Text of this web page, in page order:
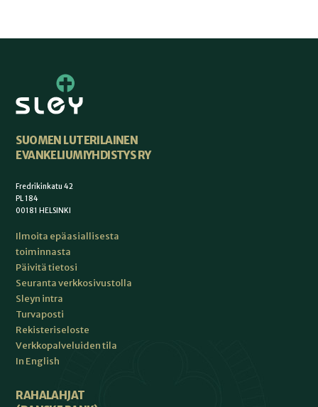
SUOMEN LUTERILAINEN
EVANKELIUMIYHDISTYS RY
Fredrikinkatu 42
PL 184
00181 HELSINKI
Ilmoita epäasiallisesta
toiminnasta
Päivitä tietosi
Seuranta verkkosivustolla
Sleyn intra
Turvaposti
Rekisteriseloste
Verkkopalveluiden tila
In English
RAHALAHJAT